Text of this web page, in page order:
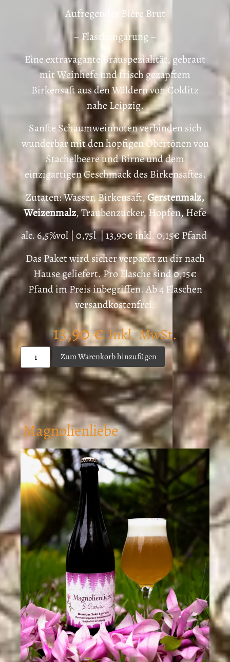
Aufregendes Bière Brut
– Flaschengärung –
Eine extravagante Brauspezialität, gebraut
mit Weinhefe und frisch gezapftem
Birkensaft aus den Wäldern von Colditz
nahe Leipzig.
Sanfte Schaumweinnoten verbinden sich
wunderbar mit den hopfigen Obertönen von
Stachelbeere und Birne und dem
einzigartigen Geschmack des Birkensaftes.
Zutaten: Wasser, Birkensaft,Gerstenmalz,
Weizenmalz, Traubenzucker, Hopfen, Hefe
alc. 6,5%vol | 0,75l | 13,90€ inkl. 0,15€ Pfand
Das Paket wird sicher verpackt zu dir nach
Hause geliefert.Pro Flasche sind 0,15€
Pfand im Preis inbegriffen. Ab 4 Flaschen
versandkostenfrei.
13,90€ Inkl. MwSt.
Zum Warenkorb hinzufügen
Magnolienliebe